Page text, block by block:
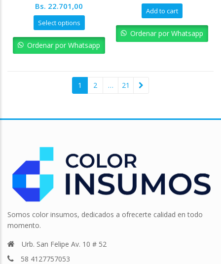
Bs. 22.701,00
Select options
Ordenar por Whatsapp
Add to cart
Ordenar por Whatsapp
1 2 … 21
Somos color insumos, dedicados a ofrecerte calidad en todo
momento.
Urb. San Felipe Av. 10 # 52
58 4127757053